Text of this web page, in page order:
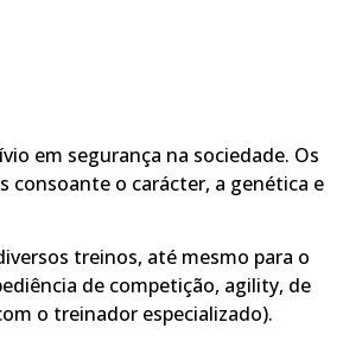
em segurança na sociedade. Os
o carácter, a genética e
treinos, até mesmo para o
de competição, agility, de
o treinador especializado).